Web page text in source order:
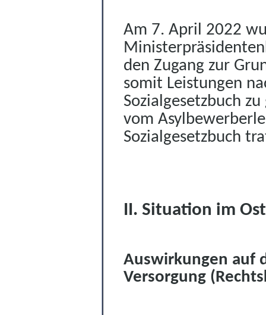
Am 7. April 2022
den Zugang zur Gru
somit Leistungen
Sozialgesetzbuch
vom
Sozialgesetzbuch
II. Situation im
Auswirkungen auf
Versorgung